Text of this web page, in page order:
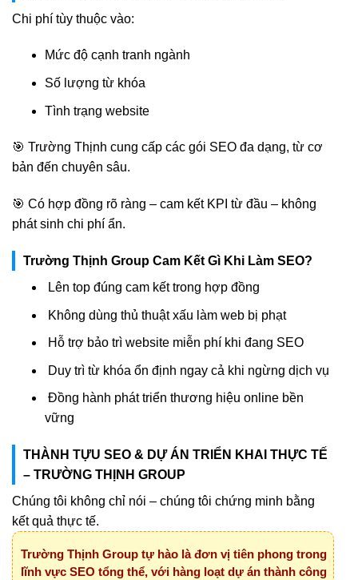
Chi phí tùy thuộc vào:
Mức độ cạnh tranh ngành
Số lượng từ khóa
Tình trạng website
🎯 Trường Thịnh cung cấp các gói SEO đa dạng, từ cơ
bản đến chuyên sâu.
🎯 Có hợp đồng rõ ràng – cam kết KPI từ đầu – không
phát sinh chi phí ẩn.
Trường Thịnh Group Cam Kết Gì Khi Làm SEO?
Lên top đúng cam kết trong hợp đồng
Không dùng thủ thuật xấu làm web bị phạt
Hỗ trợ bảo trì website miễn phí khi đang SEO
Duy trì từ khóa ổn định ngay cả khi ngừng dịch vụ
Đồng hành phát triển thương hiệu online bền
vững
THÀNH TỰU SEO & DỰ ÁN TRIỂN KHAI THỰC TẾ
– TRƯỜNG THỊNH GROUP
Chúng tôi không chỉ nói – chúng tôi chứng minh bằng
kết quả thực tế.
Trường Thịnh Group tự hào là đơn vị tiên phong trong
lĩnh vực SEO tổng thể, với hàng loạt dự án thành công